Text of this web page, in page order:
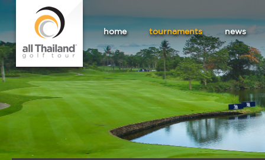
home tournaments news